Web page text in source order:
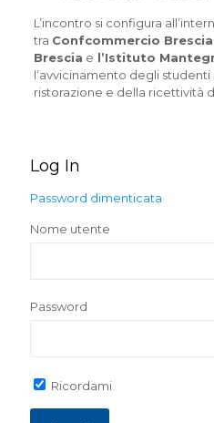
L’incontro si configura
tra Confcommercio Brescia
Brescia e l’Istituto
l’avvicinamento degli
ristorazione e della ricettività
Log In
Password dimenticata
Nome utente
Password
Ricordami